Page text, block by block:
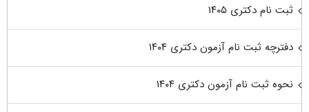
ثبت نام دکتری ۱۴۰۵
دفترچه ثبت نام آزمون دکتری ۱۴۰۴
نحوه ثبت نام آزمون دکتری ۱۴۰۴